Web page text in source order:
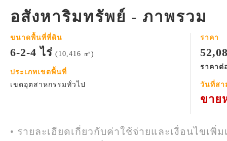
อสังหาริมทรัพย์ - ภาพรวม
ขนาดพื้นที่ที่ดิน
6-2-4 ไร่ (10,416 ㎡)
ประเภทเขตพื้นที่
เขตอุตสาหกรรมทั่วไป
ราคา
ราคาต่
วันที่สา
ขาย
• รายละเอียดเกี่ยวกับค่าใช้จ่ายและเงื่อนไขเ